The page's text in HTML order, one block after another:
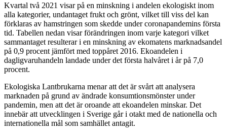
Kvartal två 2021 visar på en minskning i andelen ekologiskt inom
alla kategorier, undantaget frukt och grönt, vilket till viss del kan
förklaras av hamstringen som skedde under coronapandemins första
tid. Tabellen nedan visar förändringen inom varje kategori vilket
sammantaget resulterar i en minskning av ekomatens marknadsandel
på 0,9 procent jämfört med toppåret 2016. Ekoandelen i
dagligvaruhandeln landade under det första halvåret i år på 7,0
procent.
Ekologiska Lantbrukarna menar att det är svårt att analysera
marknaden på grund av ändrade konsumtionsmönster under
pandemin, men att det är oroande att ekoandelen minskar. Det
innebär att utvecklingen i Sverige går i otakt med de nationella och
internationella mål som samhället antagit.